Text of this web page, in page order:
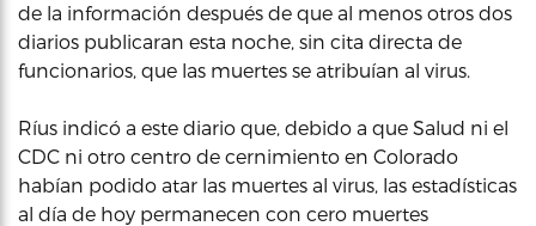
de la información después de que al menos otros dos
diarios publicaran esta noche, sin cita directa de
funcionarios, que las muertes se atribuían al virus.
Ríus indicó a este diario que, debido a que Salud ni el
CDC ni otro centro de cernimiento en Colorado
habían podido atar las muertes al virus, las estadísticas
al día de hoy permanecen con cero muertes